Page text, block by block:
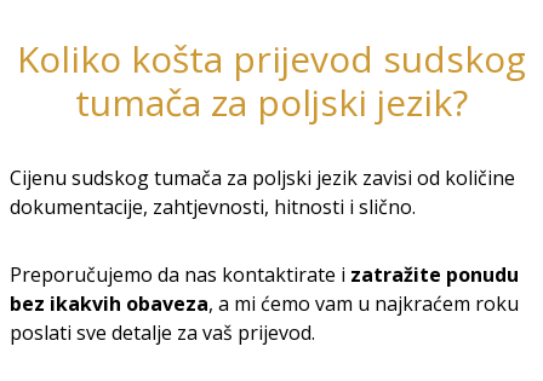
Koliko košta prijevod sudskog
tumača za poljski jezik?
Cijenu sudskog tumača za poljski jezik zavisi od količine
dokumentacije, zahtjevnosti, hitnosti i slično.
Preporučujemo da nas kontaktirate i zatražite ponudu
bez ikakvih obaveza, a mi ćemo vam u najkraćem roku
poslati sve detalje za vaš prijevod.